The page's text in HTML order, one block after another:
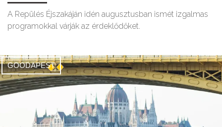
A Repülés Éjszakáján idén augusztusban ismét izgalmas
programokkal várják az érdeklődőket.
GOODAPEST